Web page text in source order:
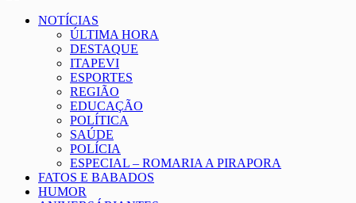
NOTÍCIAS
ÚLTIMA HORA
DESTAQUE
ITAPEVI
ESPORTES
REGIÃO
EDUCAÇÃO
POLÍTICA
SAÚDE
POLÍCIA
ESPECIAL – ROMARIA A PIRAPORA
FATOS E BABADOS
HUMOR